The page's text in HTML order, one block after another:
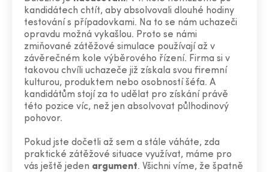
kandidátech chtít, aby absolvovali dlouhé hodiny
testování s případovkami. Na to se nám uchazeči
opravdu možná vykašlou. Proto se námi
zmiňované zátěžové simulace používají až v
závěrečném kole výběrového řízení. Firma si v
takovou chvíli uchazeče již získala svou firemní
kulturou, produktem nebo osobností šéfa. A
kandidátům stojí za to udělat pro získání právě
této pozice víc, než jen absolvovat půlhodinový
pohovor.
Pokud jste dočetli až sem a stále váháte, zda
praktické zátěžové situace využívat, máme pro
vás ještě jeden argument. Všichni víme, že špatně